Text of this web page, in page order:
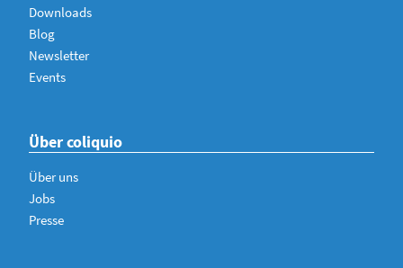
Downloads
Blog
Newsletter
Events
Über coliquio
Über uns
Jobs
Presse